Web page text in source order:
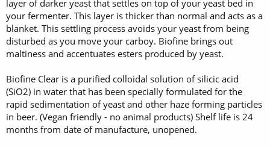
layer of darker yeast that settles on top of your yeast bed in
your fermenter. This layer is thicker than normal and acts as a
blanket. This settling process avoids your yeast from being
disturbed as you move your carboy. Biofine brings out
maltiness and accentuates esters produced by yeast.
Biofine Clear is a purified colloidal solution of silicic acid
(SiO2) in water that has been specially formulated for the
rapid sedimentation of yeast and other haze forming particles
in beer. (Vegan friendly - no animal products) Shelf life is 24
months from date of manufacture, unopened.